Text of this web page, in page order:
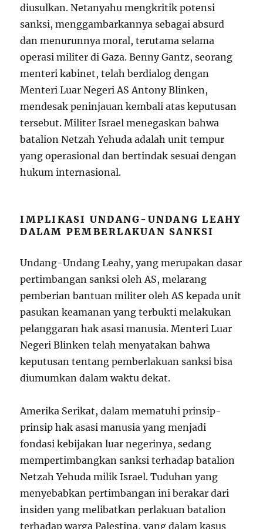
diusulkan. Netanyahu mengkritik potensi
sanksi, menggambarkannya sebagai absurd
dan menurunnya moral, terutama selama
operasi militer di Gaza. Benny Gantz, seorang
menteri kabinet, telah berdialog dengan
Menteri Luar Negeri AS Antony Blinken,
mendesak peninjauan kembali atas keputusan
tersebut. Militer Israel menegaskan bahwa
batalion Netzah Yehuda adalah unit tempur
yang operasional dan bertindak sesuai dengan
hukum internasional.
IMPLIKASI UNDANG-UNDANG LEAHY
DALAM PEMBERLAKUAN SANKSI
Undang-Undang Leahy, yang merupakan dasar
pertimbangan sanksi oleh AS, melarang
pemberian bantuan militer oleh AS kepada unit
pasukan keamanan yang terbukti melakukan
pelanggaran hak asasi manusia. Menteri Luar
Negeri Blinken telah menyatakan bahwa
keputusan tentang pemberlakuan sanksi bisa
diumumkan dalam waktu dekat.
Amerika Serikat, dalam mematuhi prinsip-
prinsip hak asasi manusia yang menjadi
fondasi kebijakan luar negerinya, sedang
mempertimbangkan sanksi terhadap batalion
Netzah Yehuda milik Israel. Tuduhan yang
menyebabkan pertimbangan ini berakar dari
insiden yang melibatkan perlakuan batalion
terhadap warga Palestina, yang dalam kasus